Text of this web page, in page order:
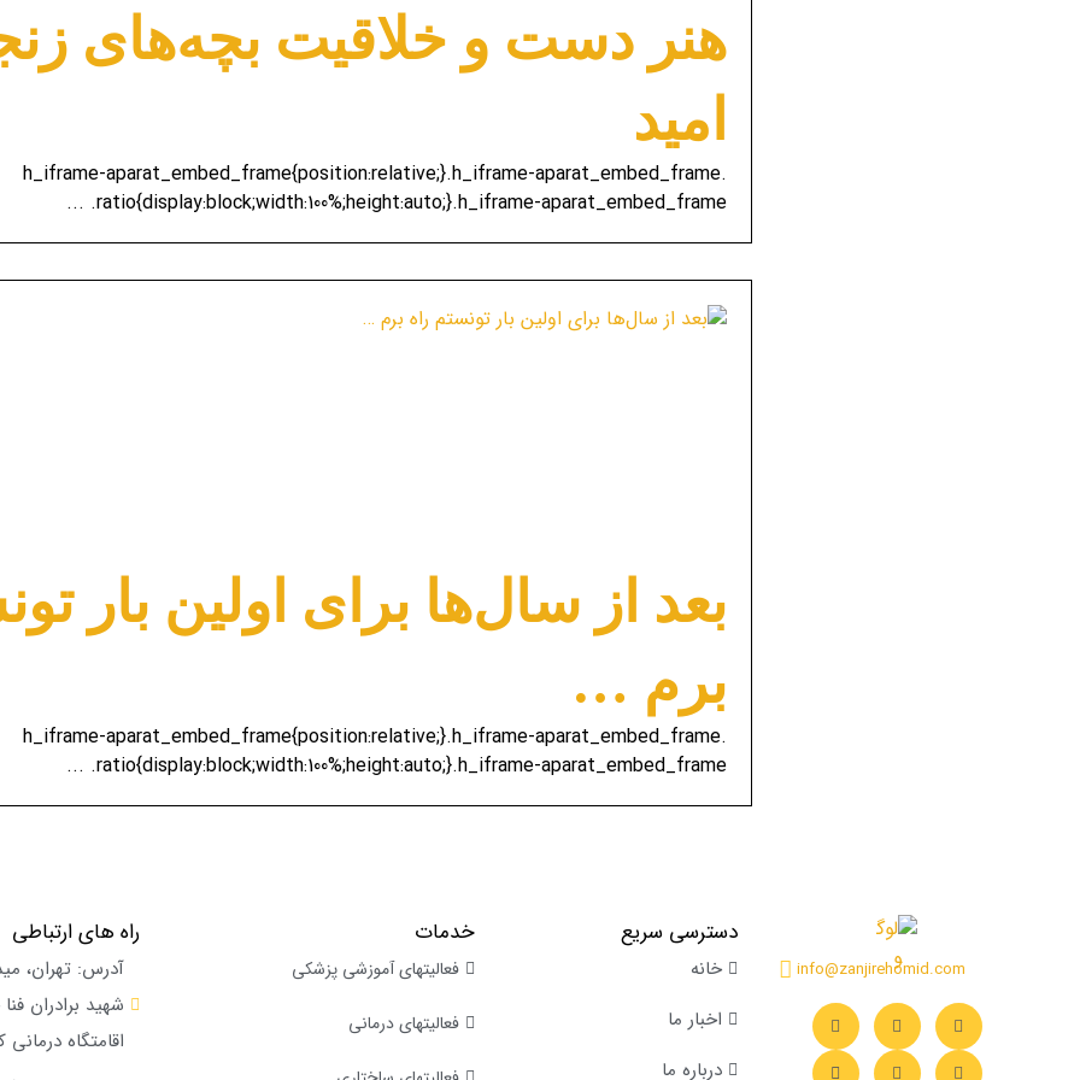
هنر دست و خلاقیت بچه‌های
امید
.h_iframe-aparat_embed_frame{position:relative;}.h_iframe-aparat_embed_frame
.ratio{display:block;width:100%;height:auto;}.h_iframe-aparat_embed_frame ...
بعد از سال‌ها برای اولین بار
برم …
.h_iframe-aparat_embed_frame{position:relative;}.h_iframe-aparat_embed_frame
.ratio{display:block;width:100%;height:auto;}.h_iframe-aparat_embed_frame ...
info@zanjirehomid.com
دسترسی سریع
خانه
اخبار ما
درباره ما
خدمات
فعالیتهای آموزشی پزشکی
فعالیتهای درمانی
راه های ارتباطی
آدرس: تهران،
اقامتگاه